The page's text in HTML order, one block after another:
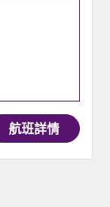
航班詳情